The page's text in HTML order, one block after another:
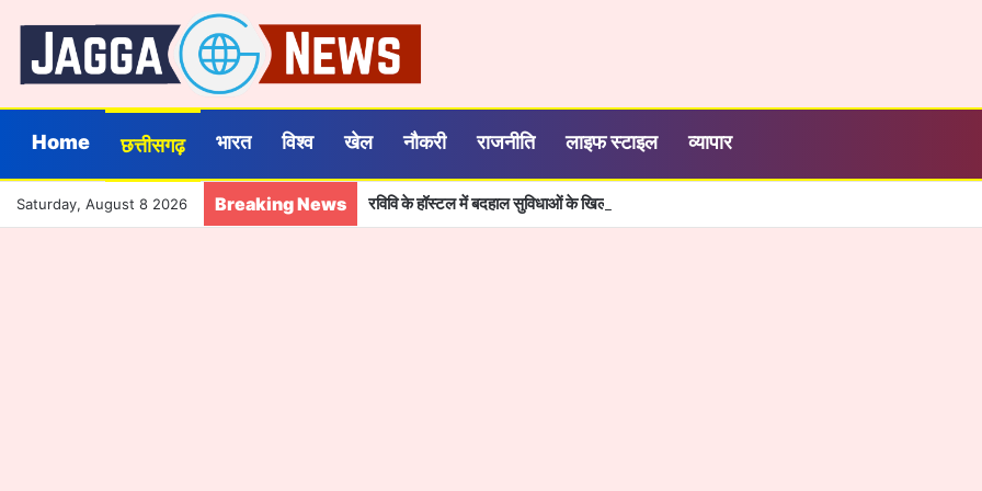
Home छत्तीसगढ़ भारत विश्व खेल नौकरी राजनीति लाइफ स्टाइल व्यापार
Saturday, August 8 2026 Breaking News रविवि के हॉस्टल में बदहाल सुविधाओं के खिलाफ NSUI का प्रदर्शन